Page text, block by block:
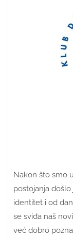
Nakon što smo
postojanja
identitet i od
se sviđa naš
već dobro